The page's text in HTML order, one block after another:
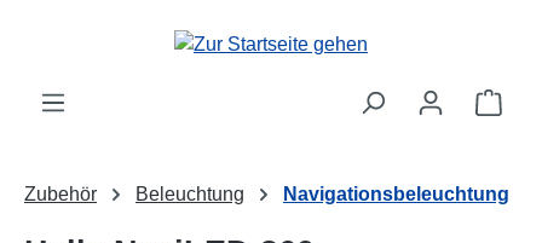
Zum Hauptinhalt springen
Zubehör Beleuchtung Navigationsbeleuchtung